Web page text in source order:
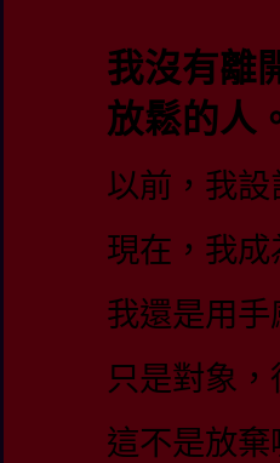
我沒有離
放鬆的人
以前，我
現在，我
我還是用
只是對象
這不是放